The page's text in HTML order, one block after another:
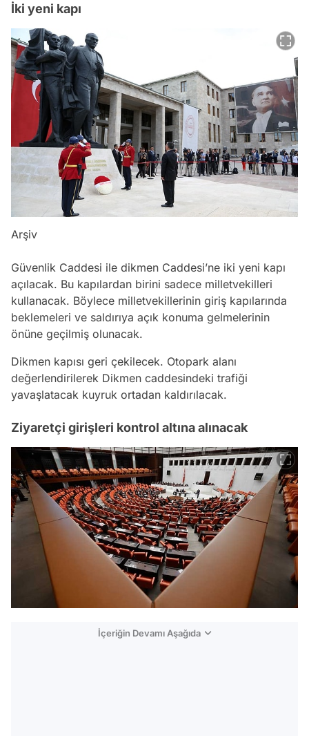
İki yeni kapı
Arşiv
Güvenlik Caddesi ile dikmen Caddesi’ne iki yeni kapı
açılacak. Bu kapılardan birini sadece milletvekilleri
kullanacak. Böylece milletvekillerinin giriş kapılarında
beklemeleri ve saldırıya açık konuma gelmelerinin
önüne geçilmiş olunacak.
Dikmen kapısı geri çekilecek. Otopark alanı
değerlendirilerek Dikmen caddesindeki trafiği
yavaşlatacak kuyruk ortadan kaldırılacak.
Ziyaretçi girişleri kontrol altına alınacak
İçeriğin Devamı Aşağıda